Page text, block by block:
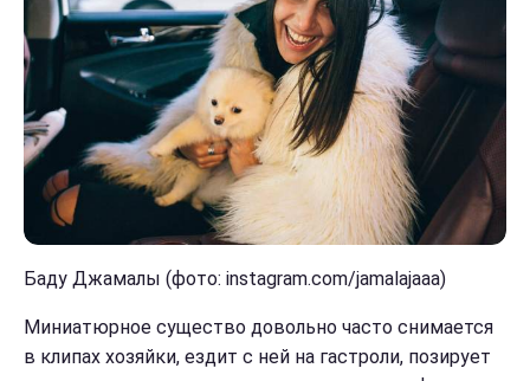
Баду Джамалы (фото: instagram.com/jamalajaaa)
Миниатюрное существо довольно часто снимается
в клипах хозяйки, ездит с ней на гастроли, позирует